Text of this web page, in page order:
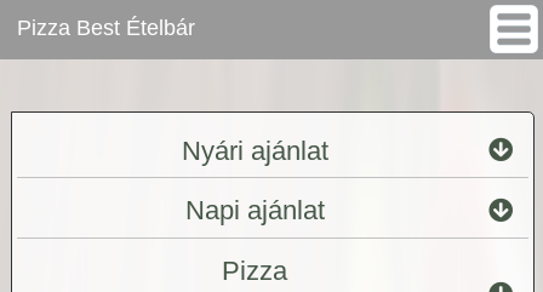
Pizza Best Ételbár
www.pizzagigant.hu
Nyári ajánlat
Napi ajánlat
Pizza